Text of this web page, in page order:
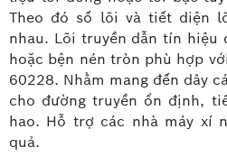
Theo đó số lõi và tiết diện
nhau. Lõi truyền dẫn tín hiệu
hoặc bện nén tròn phù hợp
60228. Nhằm mang đến dây
cho đường truyền ổn định,
hao. Hỗ trợ các nhà máy xí
quả.